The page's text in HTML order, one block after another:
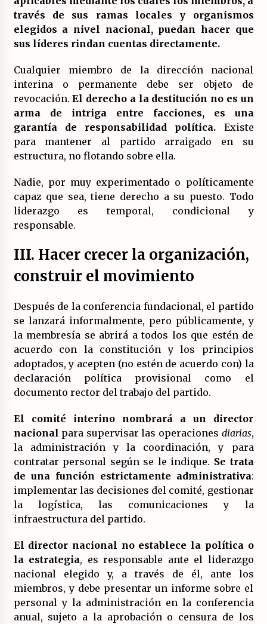
través de sus ramas locales y organismos
elegidos a nivel nacional, puedan hacer que
sus líderes rindan cuentas directamente.
Cualquier miembro de la dirección nacional
interina o permanente debe ser objeto de
revocación.El derecho a la destitución no es un
arma de intriga entre facciones, es una
garantía de responsabilidad política. Existe
para mantener al partido arraigado en su
estructura, no flotando sobre ella.
Nadie, por muy experimentado o políticamente
capaz que sea, tiene derecho a su puesto. Todo
liderazgo es temporal, condicional y
responsable.
III. Hacer crecer la organización,
construir el movimiento
Después de la conferencia fundacional, el partido
se lanzará informalmente, pero públicamente, y
la membresía se abrirá a todos los que estén de
acuerdo con la constitución y los principios
adoptados, y acepten (no estén de acuerdo con) la
declaración política provisional como el
documento rector del trabajo del partido.
El comité interino nombrará a un director
nacional para supervisar las operaciones diarias,
la administración y la coordinación, y para
contratar personal según se le indique. Se trata
de una función estrictamente administrativa:
implementar las decisiones del comité, gestionar
la logística, las comunicaciones y la
infraestructura del partido.
El director nacional no establece la política o
la estrategia, es responsable ante el liderazgo
nacional elegido y, a través de él, ante los
miembros, y debe presentar un informe sobre el
personal y la administración en la conferencia
anual, sujeto a la aprobación o censura de los